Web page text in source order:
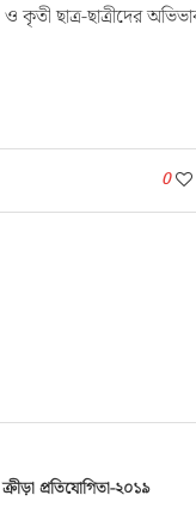
ও কৃতী ছাত্র-ছাত্রীদের
0
প্রতিযোগিতা-২০১৯